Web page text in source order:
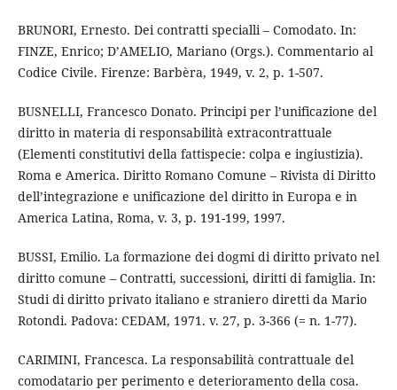
BRUNORI, Ernesto. Dei contratti specialli – Comodato. In:
FINZE, Enrico; D’AMELIO, Mariano (Orgs.). Commentario al
Codice Civile. Firenze: Barbèra, 1949, v. 2, p. 1-507.
BUSNELLI, Francesco Donato. Principi per l’unificazione del
diritto in materia di responsabilità extracontrattuale
(Elementi constitutivi della fattispecie: colpa e ingiustizia).
Roma e America. Diritto Romano Comune – Rivista di Diritto
dell’integrazione e unificazione del diritto in Europa e in
America Latina, Roma, v. 3, p. 191-199, 1997.
BUSSI, Emilio. La formazione dei dogmi di diritto privato nel
diritto comune – Contratti, successioni, diritti di famiglia. In:
Studi di diritto privato italiano e straniero diretti da Mario
Rotondi. Padova: CEDAM, 1971. v. 27, p. 3-366 (= n. 1-77).
CARIMINI, Francesca. La responsabilità contrattuale del
comodatario per perimento e deterioramento della cosa.